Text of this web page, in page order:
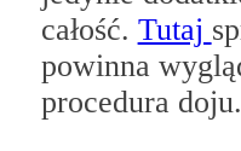
całość. Tutaj
powinna
procedura doju.